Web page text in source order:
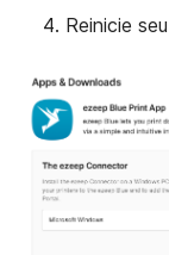
Reinicie